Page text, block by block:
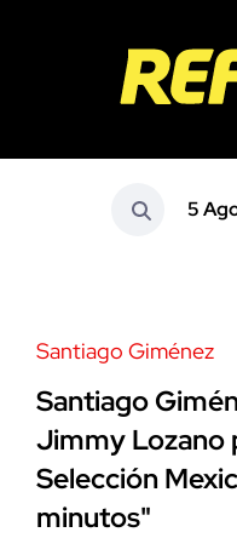
5
Santiago Giménez
Santiago
Jimmy Lozano
Selección
minutos"